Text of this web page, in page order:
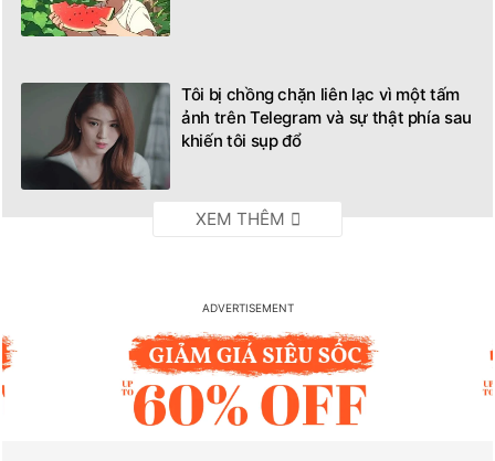
Tôi bị chồng chặn liên lạc vì một tấm
ảnh trên Telegram và sự thật phía sau
khiến tôi sụp đổ